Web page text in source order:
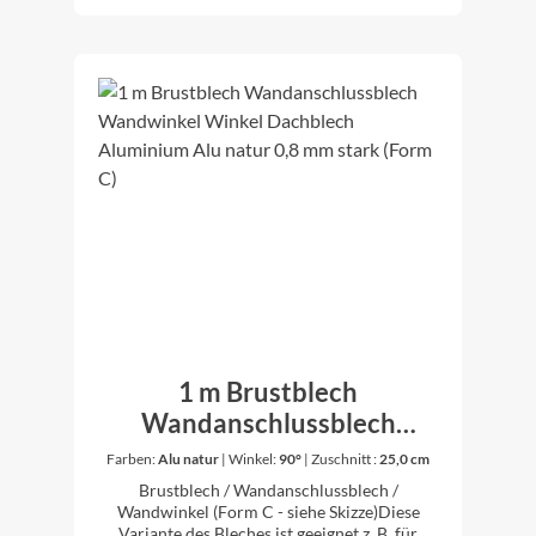
einfach vor dem Kauf anfragen.
1 m Brustblech
Wandanschlussblech
Wandwinkel Winkel
Dachblech Aluminium Alu
natur 0,8 mm stark (Form C)
Farben:Alu natur | Winkel:90° | Zuschnitt :25,0 cm
Brustblech / Wandanschlussblech /
Wandwinkel (Form C - siehe Skizze)Diese